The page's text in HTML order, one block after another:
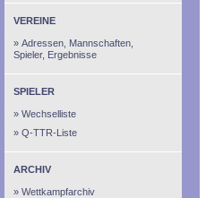
VEREINE
Adressen, Mannschaften,
Spieler, Ergebnisse
SPIELER
Wechselliste
Q-TTR-Liste
ARCHIV
Wettkampfarchiv